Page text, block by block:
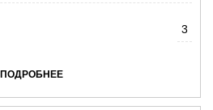
3
ПОДРОБНЕЕ